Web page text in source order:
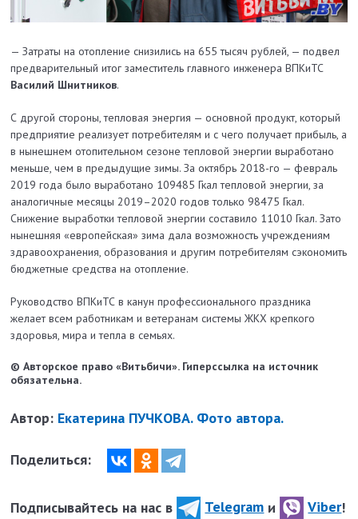
— Затраты на отопление снизились на 655 тысяч рублей, — подвел
предварительный итог заместитель главного инженера ВПКиТС
Василий Шнитников.
С другой стороны, тепловая энергия — основной продукт, который
предприятие реализует потребителям и с чего получает прибыль, а
в нынешнем отопительном сезоне тепловой энергии выработано
меньше, чем в предыдущие зимы. За октябрь 2018-го — февраль
2019 года было выработано 109485 Гкал тепловой энергии, за
аналогичные месяцы 2019–2020 годов только 98475 Гкал.
Снижение выработки тепловой энергии составило 11010 Гкал. Зато
нынешняя «европейская» зима дала возможность учреждениям
здравоохранения, образования и другим потребителям сэкономить
бюджетные средства на отопление.
Руководство ВПКиТС в канун профессионального праздника
желает всем работникам и ветеранам системы ЖКХ крепкого
здоровья, мира и тепла в семьях.
© Авторское право «Витьбичи». Гиперссылка на источник
обязательна.
Автор: Екатерина ПУЧКОВА. Фото автора.
Поделиться:
Подписывайтесь на нас в Telegram и Viber!